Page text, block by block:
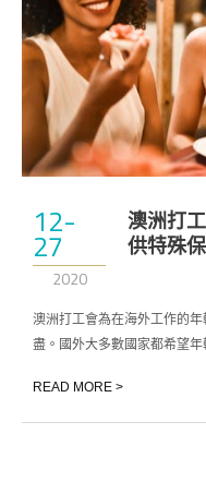
12-
27
2020
澳洲打
供特殊
澳洲打工會為在海外工作的
盡。國外大多數國家都希望
READ MORE >